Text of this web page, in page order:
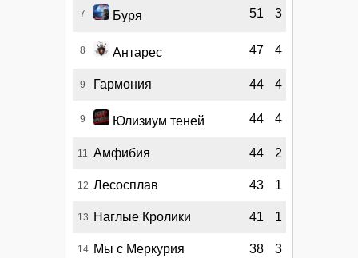
7 Буря 51 3
8 Антарес 47 4
9 Гармония 44 4
9 Юлизиум теней 44 4
11 Амфибия 44 2
12 Лесосплав 43 1
13 Наглые Кролики 41 1
14 Мы с Меркурия 38 3